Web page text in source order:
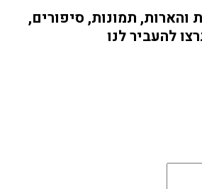
תמונות, סיפורים,
להעביר לנו